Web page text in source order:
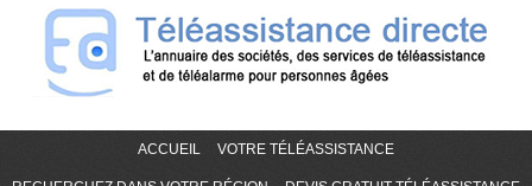
ACCUEIL VOTRE TÉLÉASSISTANCE